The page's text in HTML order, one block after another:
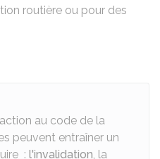
routière ou pour des
au code de la
peuvent entraîner un
: l'invalidation, la